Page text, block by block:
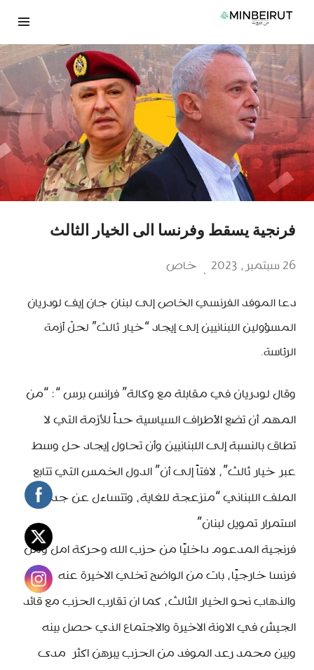
انتقل
المحتوى
فرنجية يسقط وفرنسا الى الخيار الثالث
26 سبتمبر، 2023 خاص
دعا الموفد الفرنسي الخاص إلى لبنان جان إيف لودريان
المسؤولين اللبنانيين إلى إيجاد “خيار ثالث” لحلّ أزمة
الرئاسة.
وقال لودريان في مقابلة مع وكالة” فرانس برس “: “من
المهم أن تضع الأطراف السياسية حداً للأزمة التي لا
تطاق بالنسبة إلى اللبنانيين وأن تحاول إيجاد حل وسط
عبر خيار ثالث”، لافتاً إلى أن” الدول الخمس التي تتابع
الملف اللبناني “منزعجة للغاية، وتتساءل عن جدوى
استمرار تمويل لبنان”
فرنجية المدعوم داخليًا من حزب الله وحركة امل ومن
فرنسا خارجيًا، بات من الواضح تخلي الاخيرة عنه
والذهاب نحو الخيار الثالث، كما ان تقارب الحزب مع قائد
الجيش في الاونة الاخيرة والاجتماع الذي حصل بينه
وبين محمد رعد الموفد من الحزب يبرهن اكثر مدى